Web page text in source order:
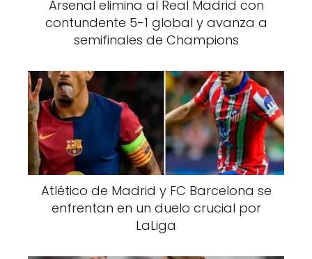
Arsenal elimina al Real Madrid con
contundente 5-1 global y avanza a
semifinales de Champions
Atlético de Madrid y FC Barcelona se
enfrentan en un duelo crucial por
LaLiga